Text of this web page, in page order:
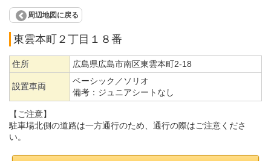
周辺地図に戻る
東雲本町２丁目１８番
住所 広島県広島市南区東雲本町2-18
設置車両
ベーシック／ソリオ
備考： ジュニアシートなし
【ご注意】
駐車場北側の道路は一方通行のため、通行の際はご注意くださ
い。